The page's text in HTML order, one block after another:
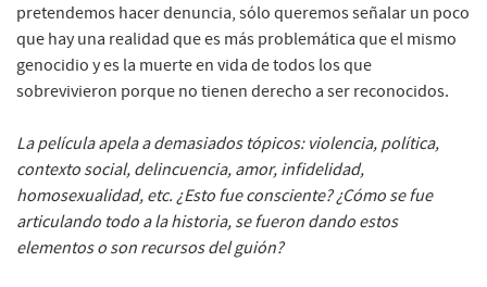
pretendemos hacer denuncia, sólo queremos señalar un poco
que hay una realidad que es más problemática que el mismo
genocidio y es la muerte en vida de todos los que
sobrevivieron porque no tienen derecho a ser reconocidos.
La película apela a demasiados tópicos: violencia, política,
contexto social, delincuencia, amor, infidelidad,
homosexualidad, etc. ¿Esto fue consciente? ¿Cómo se fue
articulando todo a la historia, se fueron dando estos
elementos o son recursos del guión?